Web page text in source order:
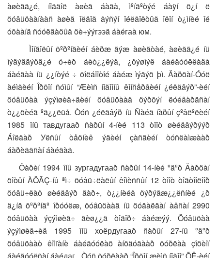
àøèãã¿é, íîãäîë àøèã áàãà, ìºíãºòýé áàÿí õ¿í ë
õóâüöààíààñ àøèã îëäîã ãýñýí îéëãîëòûã îëîí ò¿ìíèé îé
óõààíä ñóóëãàõûã õè÷ýýгээä áàéгаà юм.
Ìîíãîëûí õºðºíãèéí áèðæ ãýæ àøèãòàé, àøèãã¿é íü
ìýäýãäýõã¿é ó÷èð áèò¿¿ëýã, ¿õýøìýë áàéãóóëëàãà
áàéãàà íü ¿¿íòýé ÷ õîëáîîòîé áàéæ ìýäýõ þì. Äàðõàí-Óóë
àéìãèéí Îðõîí ñóìûí “Æèìñ íîãîîíû êîíñåðâèéí ¿éëäâýð”-èéí
õóâüöàà ýçýìøèã÷äèéí õóâüöààã õýðõýí ëóéâàðäñàí
ò¿¿õèéã ºã¿¿ëüå. Òóñ ¿éëäâýð íü Ñàéä íàðûí çºâëºëèéí
1985 îíû тавдугааð ñàðûí 4-íèé 113 òîîò øèéäâýðýýð
Áîëãàð Уëñûí òåõíèê ýäèéí çàñãèéí òóñëàìæààð
áàðèãäñàí áàéäàã.
Õàðèí 1994 îíû зургадугааð ñàðûí 14-íèé ºäºð Äàðõàí
õîòûí ÀÕÃÇ-íû ªì÷ õóâü÷ëàëûí êîìèññûí 12 òîîò òîãòîîëîîð
õóâü÷ëàõ øèéäâýð ãàð÷, ò¿¿íèéã õýðýãæ¿¿ëñíèé ¿ð
ä¿íä õºðºíãº îðóóëæ, õóâüöààã íü õóäàëäàí àâñàí 2990
õóâüöàà ýçýìøèã÷ ãèø¿¿ä òîäîð÷ áàéæýý. Õóâüöàà
ýçýìøèã÷èä 1995 îíû хоёрдугааð ñàðûí 27-íû ºäºð
õóâüöààò êîìïàíè áàéãóóëàõ àíõäóãààð õóðëàà çîõèîí